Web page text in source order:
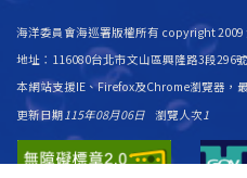
海洋委員會海巡署版權所有 copyright 2009
地址：116080台北市文山區興隆路3段296
本網站支援IE、Firefox及Chrome瀏覽器，
更新日期 115年08月06日 瀏覽人次 1